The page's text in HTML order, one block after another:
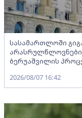
სასამართლოში
ბერუაშვილის
2026/08/07 16:42